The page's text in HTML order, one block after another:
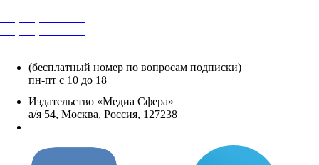
(бесплатный номер по вопросам подписки)
пн-пт с 10 до 18
Издательство «Медиа Сфера»
а/я 54, Москва, Россия, 127238